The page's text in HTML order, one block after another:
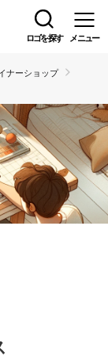
ロゴを探す メニュー
ナーショップ